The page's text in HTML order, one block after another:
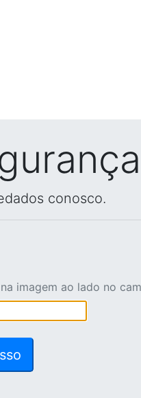
conosco.
imagem ao lado no